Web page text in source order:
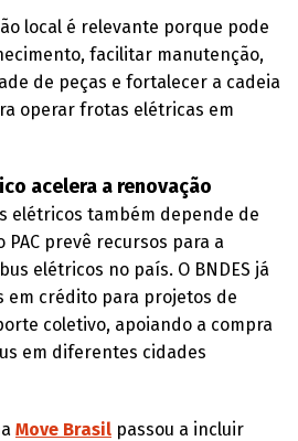
local é relevante porque pode
facilitar manutenção,
de peças e fortalecer a cadeia
operar frotas elétricas em
acelera a renovação
elétricos também depende de
prevê recursos para a
elétricos no país. O BNDES já
em crédito para projetos de
coletivo, apoiando a compra
em diferentes cidades
Move Brasil passou a incluir